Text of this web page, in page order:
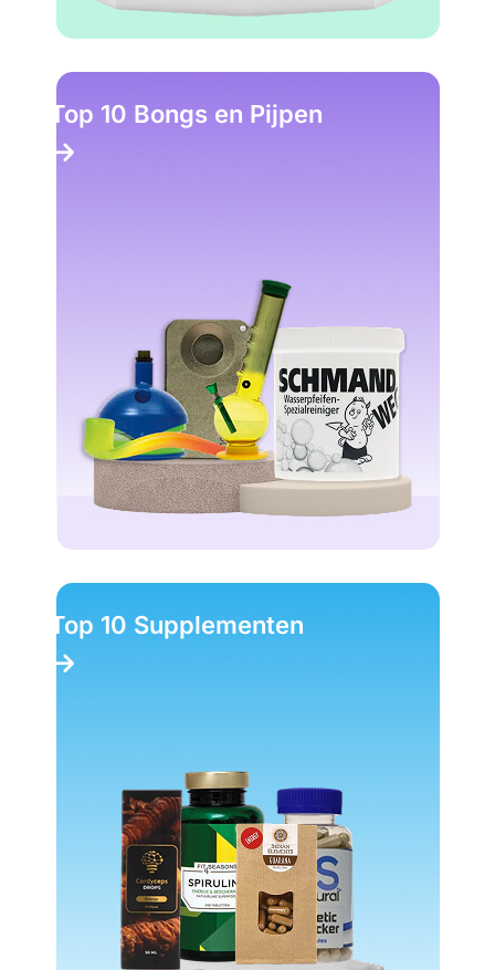
Top 10 Bongs en Pijpen
Top 10 Supplementen